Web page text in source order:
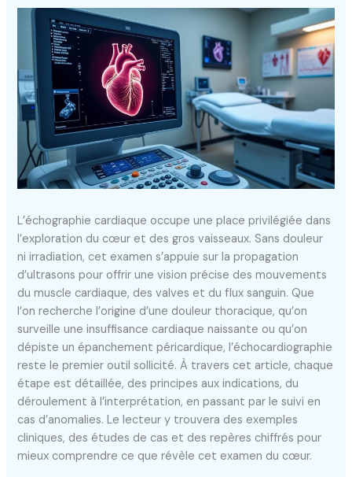
L’échographie cardiaque occupe une place privilégiée dans
l’exploration du cœur et des gros vaisseaux. Sans douleur
ni irradiation, cet examen s’appuie sur la propagation
d’ultrasons pour offrir une vision précise des mouvements
du muscle cardiaque, des valves et du flux sanguin. Que
l’on recherche l’origine d’une douleur thoracique, qu’on
surveille une insuffisance cardiaque naissante ou qu’on
dépiste un épanchement péricardique, l’échocardiographie
reste le premier outil sollicité. À travers cet article, chaque
étape est détaillée, des principes aux indications, du
déroulement à l’interprétation, en passant par le suivi en
cas d’anomalies. Le lecteur y trouvera des exemples
cliniques, des études de cas et des repères chiffrés pour
mieux comprendre ce que révèle cet examen du cœur.